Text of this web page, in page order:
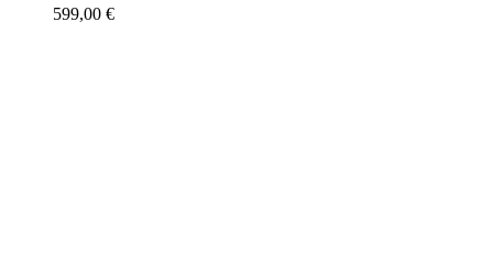
599,00 €